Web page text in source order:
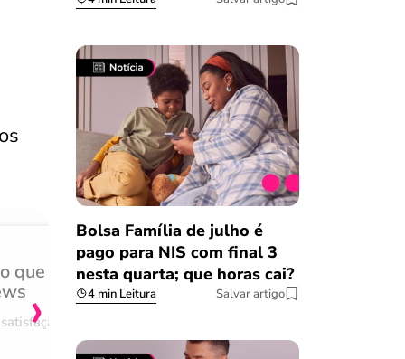
que
Achei muito rápido,
burocracia
08/03/2023
›
Bolsa Família de julho é
pago para NIS com final 3
nesta quarta; que horas cai?
4 min Leitura Salvar artigo